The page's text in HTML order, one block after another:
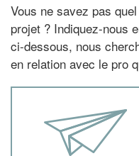
Vous ne savez pas
projet ? Indiquez-nous
ci-dessous, nous
en relation avec le pro